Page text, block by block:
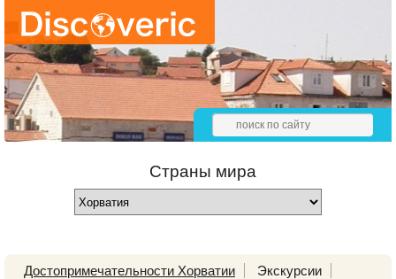
Страны мира
Достопримечательности Хорватии
Экскурсии